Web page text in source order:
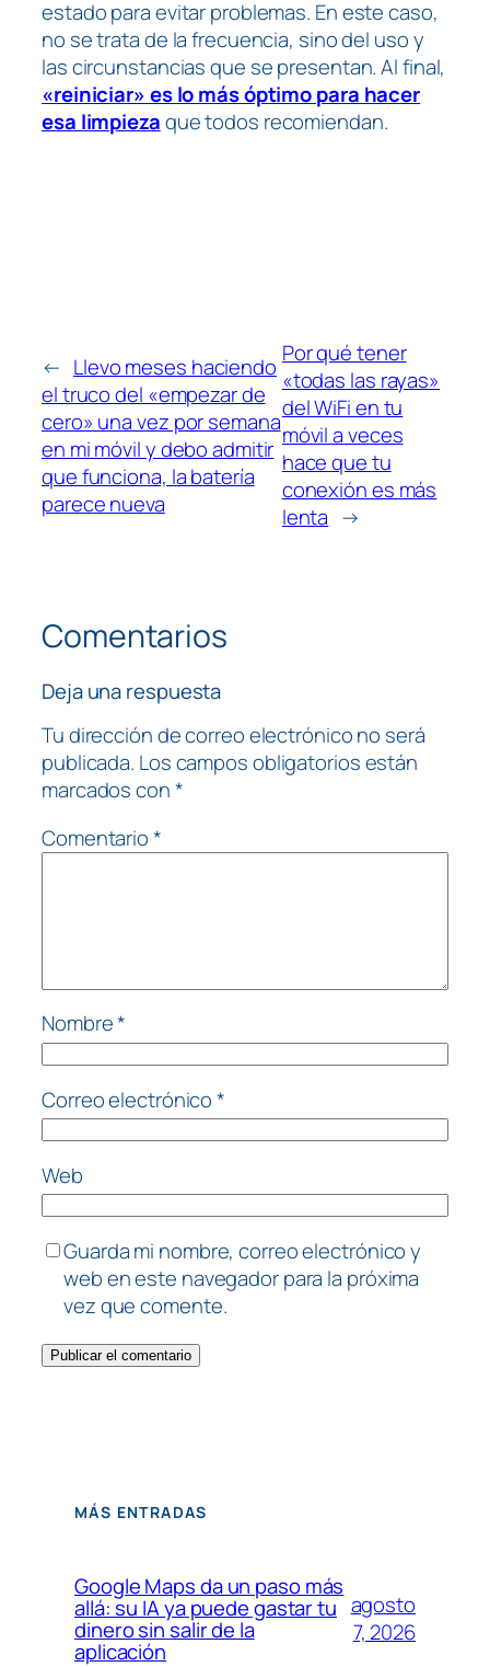
estado para evitar problemas. En este caso,
no se trata de la frecuencia, sino del uso y
las circunstancias que se presentan. Al final,
«reiniciar» es lo más óptimo para hacer
esa limpiezaque todos recomiendan.
← Llevo meses haciendo
el truco del «empezar de
cero» una vez por semana
en mi móvil y debo admitir
que funciona, la batería
parece nueva
Por qué tener
«todas las rayas»
del WiFi en tu
móvil a veces
hace que tu
conexión es más
lenta →
Comentarios
Deja una respuesta
Tu dirección de correo electrónico no será
publicada. Los campos obligatorios están
marcados con*
Comentario*
Nombre*
Correo electrónico*
Web
Guarda mi nombre, correo electrónico y
web en este navegador para la próxima
vez que comente.
MÁS ENTRADAS
Google Maps da un paso más
allá: su IA ya puede gastar tu
dinero sin salir de la
aplicación
agosto
7, 2026